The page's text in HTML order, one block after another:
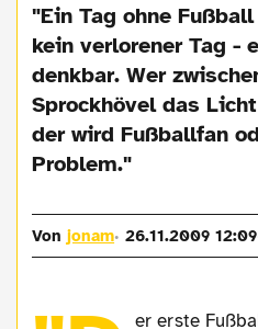
"Ein Tag ohne
kein verlorener Tag -
denkbar. Wer
Sprockhövel das
der wird Fußballfan
Problem."
Vonjonam 26.11.2009 12:09
er erste